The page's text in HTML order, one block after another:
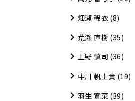
畑瀬 稀衣 (8)
荒瀬 直樹 (35)
上野 慎司 (36)
中川 帆士貴 (19)
羽生 寛菜 (39)